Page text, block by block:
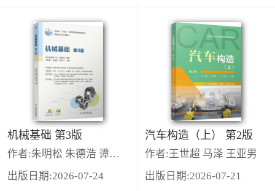
机械基础 第3版
作者:朱明松 朱德浩 谭印书
出版日期:2026-07-24
汽车构造（上） 第2版
作者:王世超 马泽 王亚男
出版日期:2026-07-21